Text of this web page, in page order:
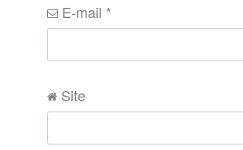
E-mail *
Site